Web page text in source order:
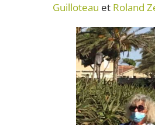
Guilloteau et Roland